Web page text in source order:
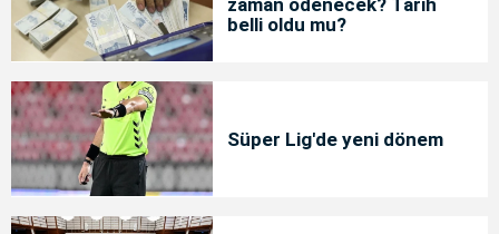
belli oldu mu?
Süper Lig'de yeni dönem